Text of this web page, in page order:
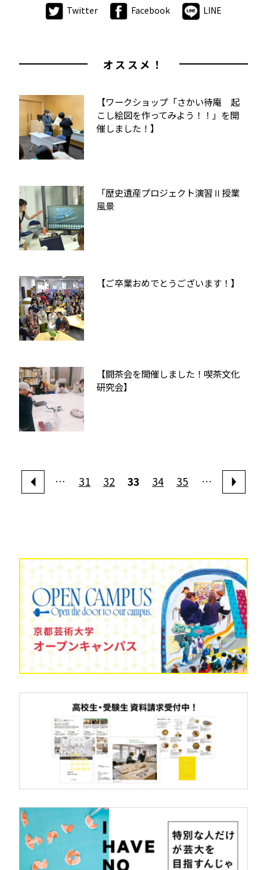
Twitter Facebook LINE
オススメ！
【ワークショップ「さかい待庵 起
こし絵図を作ってみよう！！」を開
催しました！】
「歴史遺産プロジェクト演習Ⅱ授業
風景
【ご卒業おめでとうございます！】
【闘茶会を開催しました！喫茶文化
研究会】
… 31 32 33 34 35 …